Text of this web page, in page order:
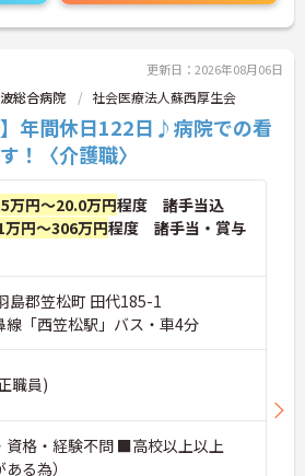
更新日：2026年08月06日
総合病院 社会医療法人蘇西厚生会
】年間休日122日♪病院での看
！〈介護職〉
万円～20.0万円程度 諸手当込
万円～306万円程度 諸手当・賞与
島郡笠松町 田代185-1
線「西笠松駅」バス・車4分
職員)
格・経験不問 ■高校以上以上
ある為）